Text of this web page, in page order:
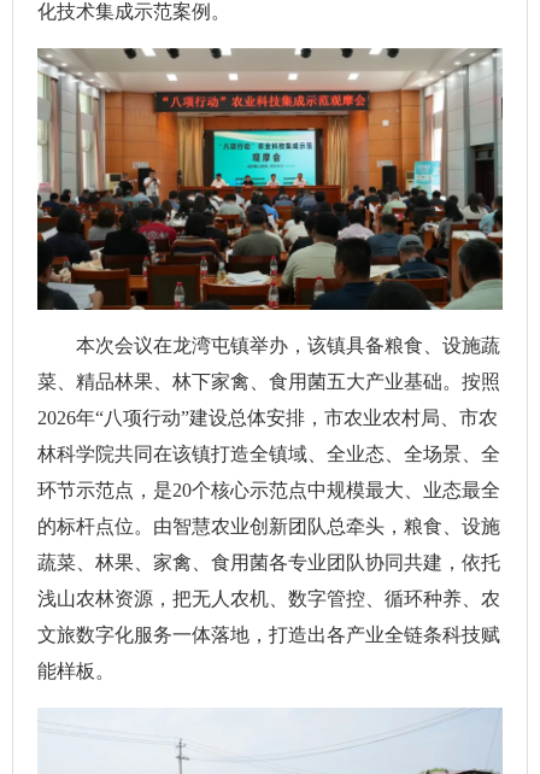
化技术集成示范案例。
本次会议在龙湾屯镇举办，该镇具备粮食、设施蔬
菜、精品林果、林下家禽、食用菌五大产业基础。按照
2026年“八项行动”建设总体安排，市农业农村局、市农
林科学院共同在该镇打造全镇域、全业态、全场景、全
环节示范点，是20个核心示范点中规模最大、业态最全
的标杆点位。由智慧农业创新团队总牵头，粮食、设施
蔬菜、林果、家禽、食用菌各专业团队协同共建，依托
浅山农林资源，把无人农机、数字管控、循环种养、农
文旅数字化服务一体落地，打造出各产业全链条科技赋
能样板。